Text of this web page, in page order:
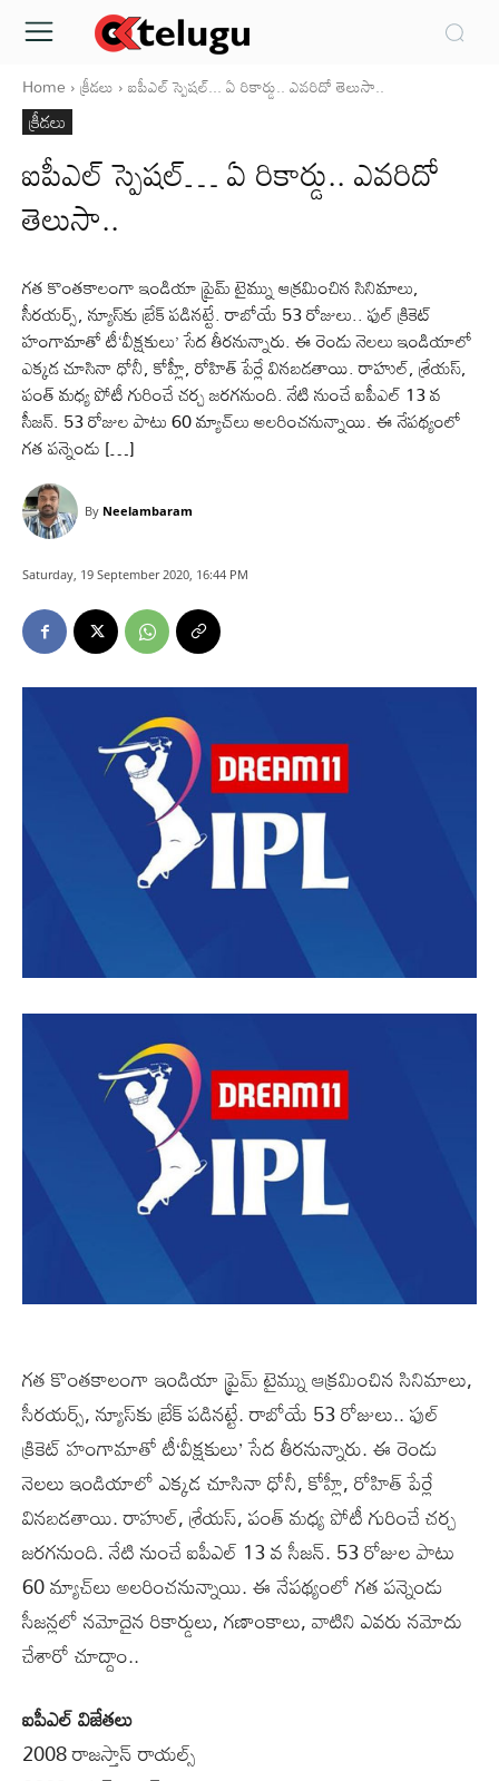
Home క్రీడలు ఐపీఎల్‌ స్పెషల్... ఏ రికార్డు.. ఎవరిదో తెలుసా..
క్రీడలు
ఐపీఎల్‌ స్పెషల్… ఏ రికార్డు.. ఎవరిదో
తెలుసా..
గత కొంతకాలంగా ఇండియా ప్రైమ్ టైమ్ను ఆక్రమించిన సినిమాలు,
సీరయర్స్‌, న్యూస్‌కు బ్రేక్‌ పడినట్టే. రాబోయే 53 రోజులు.. ఫుల్ క్రికెట్
హంగామాతో టీ‘వీక్షకులు’ సేద తీరనున్నారు. ఈ రెండు నెలలు ఇండియాలో
ఎక్కడ చూసినా ధోనీ, కోహ్లీ, రోహిత్ పేర్లే వినబడతాయి. రాహుల్, శ్రేయస్,
పంత్ మధ్య పోటీ గురించే చర్చ జరగనుంది. నేటి నుంచే ఐపీఎల్‌ 13 వ
సీజన్. 53 రోజుల పాటు 60 మ్యాచ్‌లు అలరించనున్నాయి. ఈ నేపథ్యంలో
గత పన్నెండు […]
By Neelambaram
Saturday, 19 September 2020, 16:44 PM
గత కొంతకాలంగా ఇండియా ప్రైమ్ టైమ్ను ఆక్రమించిన సినిమాలు,
సీరయర్స్‌, న్యూస్‌కు బ్రేక్‌ పడినట్టే. రాబోయే 53 రోజులు.. ఫుల్
క్రికెట్ హంగామాతో టీ‘వీక్షకులు’ సేద తీరనున్నారు. ఈ రెండు
నెలలు ఇండియాలో ఎక్కడ చూసినా ధోనీ, కోహ్లీ, రోహిత్ పేర్లే
వినబడతాయి. రాహుల్, శ్రేయస్, పంత్ మధ్య పోటీ గురించే చర్చ
జరగనుంది. నేటి నుంచే ఐపీఎల్‌ 13 వ సీజన్. 53 రోజుల పాటు
60 మ్యాచ్‌లు అలరించనున్నాయి. ఈ నేపథ్యంలో గత పన్నెండు
సీజన్లలో నమోదైన రికార్డులు, గణాంకాలు, వాటిని ఎవరు నమోదు
చేశారో చూద్దాం..
ఐపీఎల్‌ విజేతలు
2008 రాజస్తాన్ రాయల్స్